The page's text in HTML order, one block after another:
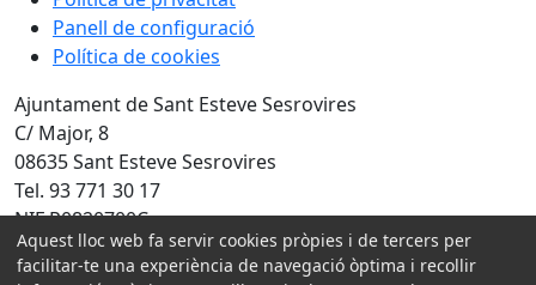
Panell de configuració
Política de cookies
Ajuntament de Sant Esteve Sesrovires
C/ Major, 8
08635 Sant Esteve Sesrovires
Tel. 93 771 30 17
NIF P0820700C
Amb la col·laboració de:
Aquest lloc web fa servir cookies pròpies i de tercers per
facilitar-te una experiència de navegació òptima i recollir